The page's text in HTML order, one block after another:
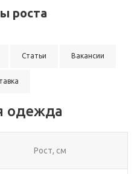
роста
Статьи Вакансии
одежда
Рост, см